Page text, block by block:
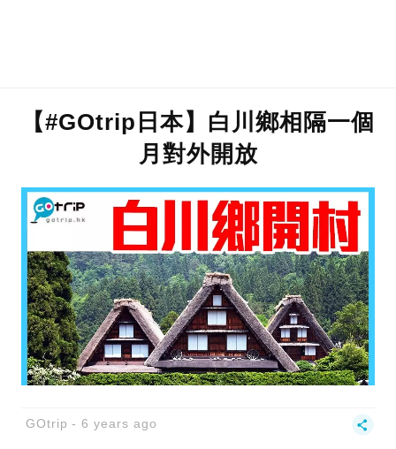
【#GOtrip日本】白川鄉相隔一個
月對外開放
GOtrip 6 years ago